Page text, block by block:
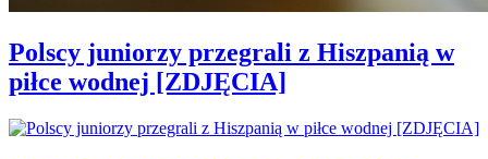
Polscy juniorzy przegrali z Hiszpanią w
piłce wodnej [ZDJĘCIA]